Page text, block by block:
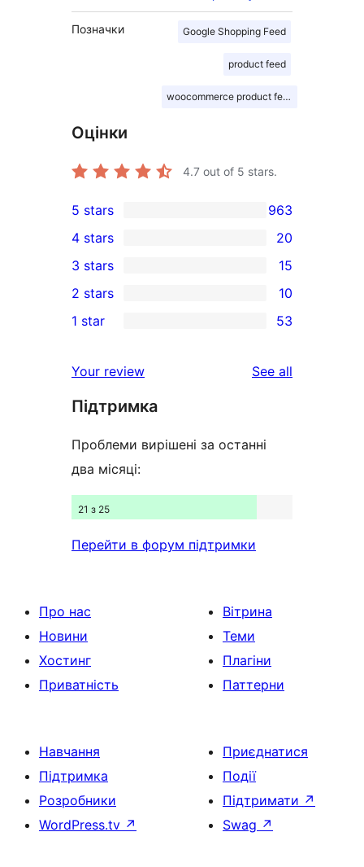
Позначки Google Shopping Feed
product feed
woocommerce product feed
Оцінки
4.7 out of 5 stars.
963
5-
star
reviews
5 stars 963
20
4-
star
reviews
4 stars 20
15
3-
star
3 stars 15
2-
reviews
2 stars 10
53
star
reviews
1 star 53
Your review See all
Підтримка
Проблеми вирішені за останні
два місяці:
21 з 25
Перейти в форум підтримки
Про нас
Новини
Хостинг
Приватність
Вітрина
Теми
Плагіни
Паттерни
Навчання
Підтримка
Розробники
WordPress.tv ↗
Приєднатися
Події
Підтримати ↗
Swag ↗